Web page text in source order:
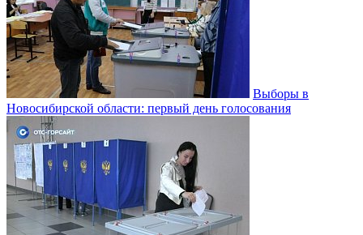
Выборы в
Новосибирской области: первый день голосования